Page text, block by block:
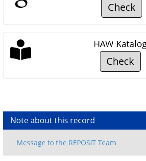
Check
HAW
Check
Note about this record